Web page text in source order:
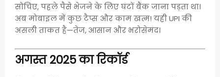
सोचिए, पहले पैसे भेजने के लिए घंटों बैंक जाना पड़ता था।
अब मोबाइल में कुछ टैप्स और काम खत्म! यही UPI की
असली ताकत है—तेज, आसान और भरोसेमंद।
अगस्त 2025 का रिकॉर्ड